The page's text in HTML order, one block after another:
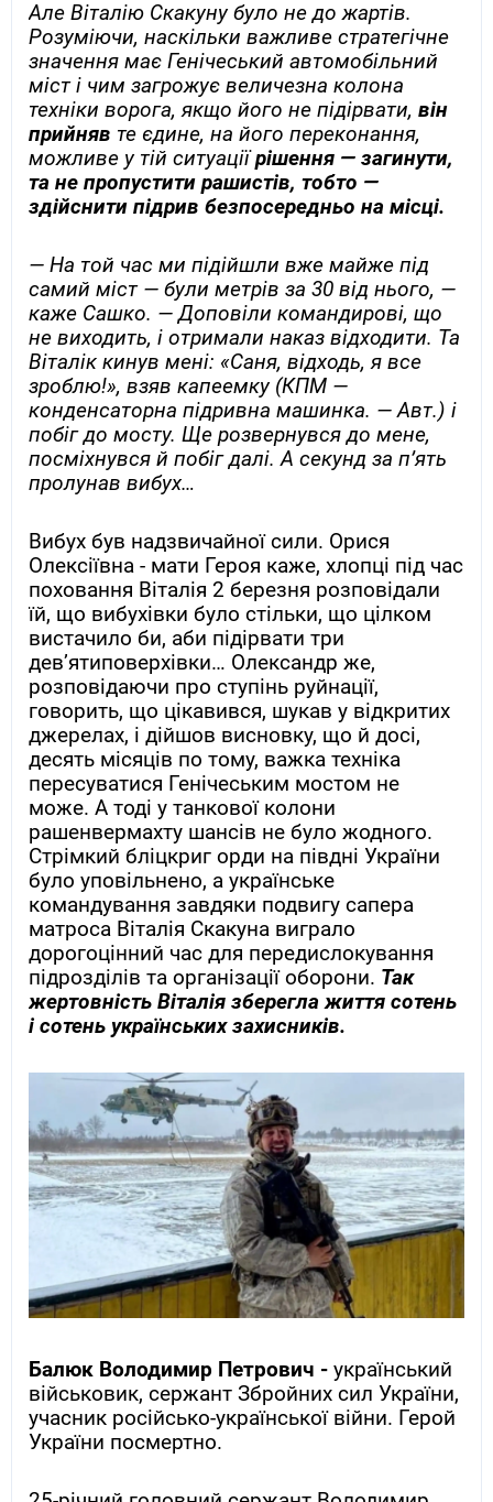
Але Віталію Скакуну було не до жартів.
Розуміючи, наскільки важливе стратегічне
значення має Генічеський автомобільний
міст і чим загрожує величезна колона
техніки ворога, якщо його не підірвати, він
прийняв те єдине, на його переконання,
можливе у тій ситуаціїрішення — загинути,
та не пропустити рашистів, тобто —
здійснити підрив безпосередньо на місці.
— На той час ми підійшли вже майже під
самий міст — були метрів за 30 від нього, —
каже Сашко. — Доповіли командирові, що
не виходить, і отримали наказ відходити. Та
Віталік кинув мені: «Саня, відходь, я все
зроблю!», взяв капеемку (КПМ —
конденсаторна підривна машинка. — Авт.) і
побіг до мосту. Ще розвернувся до мене,
посміхнувся й побіг далі. А секунд за п’ять
пролунав вибух…
Вибух був надзвичайної сили. Орися
Олексіївна - мати Героя каже, хлопці під час
поховання Віталія 2 березня розповідали
їй, що вибухівки було стільки, що цілком
вистачило би, аби підірвати три
дев’ятиповерхівки… Олександр же,
розповідаючи про ступінь руйнації,
говорить, що цікавився, шукав у відкритих
джерелах, і дійшов висновку, що й досі,
десять місяців по тому, важка техніка
пересуватися Генічеським мостом не
може. А тоді у танкової колони
рашенвермахту шансів не було жодного.
Стрімкий бліцкриг орди на півдні України
було уповільнено, а українське
командування завдяки подвигу сапера
матроса Віталія Скакуна виграло
дорогоцінний час для передислокування
підрозділів та організації оборони. Так
жертовність Віталія зберегла життя сотень
і сотень українських захисників.
Балюк Володимир Петрович - український
військовик, сержант Збройних сил України,
учасник російсько-української війни. Герой
України посмертно.